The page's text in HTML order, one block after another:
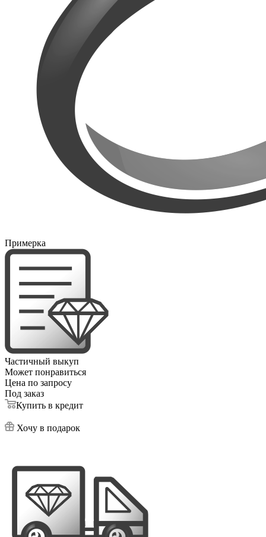
Примерка
Частичный выкуп
Может понравиться
Цена по запросу
Под заказ
Купить в кредит
Хочу в подарок